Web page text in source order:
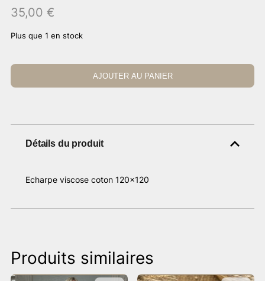
35,00 €
Plus que 1 en stock
AJOUTER AU PANIER
Détails du produit
Echarpe viscose coton 120×120
Produits similaires